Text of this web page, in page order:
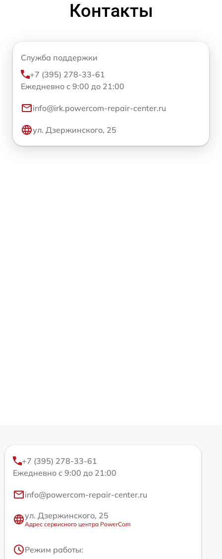
Контакты
Служба поддержки
+7 (395) 278-33-61
Ежедневно с 9:00 до 21:00
info@irk.powercom-repair-center.ru
ул. Дзержинского, 25
+7 (395) 278-33-61
Ежедневно с 9:00 до 21:00
info@powercom-repair-center.ru
ул. Дзержинского, 25
Адрес сервисного центра PowerCom
Режим работы: